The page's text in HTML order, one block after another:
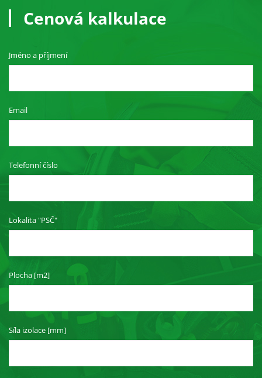
Cenová kalkulace
Jméno a příjmení
Email
Telefonní číslo
Lokalita "PSČ"
Plocha [m2]
Síla izolace [mm]